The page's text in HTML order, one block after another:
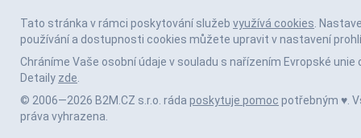
Tato stránka v rámci poskytování služeb využívá cookies.
používání a dostupnosti cookies můžete upravit v nastavení
Chráníme Vaše osobní údaje v souladu s nařízením Evropské unie
Detaily zde.
© 2006—2026 B2M.CZ s.r.o. ráda poskytuje pomoc potřebným ♥️.
práva vyhrazena.